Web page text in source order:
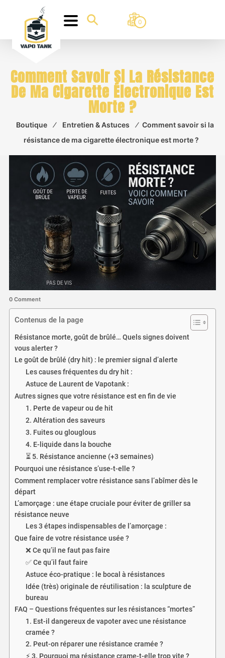
0
Comment Savoir Si La Résistance
De Ma Cigarette Électronique Est
Morte ?
Boutique ⁄ Entretien & Astuces ⁄ Comment savoir si la
résistance de ma cigarette électronique est morte ?
0 Comment
Contenus de la page
Résistance morte, goût de brûlé… Quels signes doivent
vous alerter ?
Le goût de brûlé (dry hit) : le premier signal d’alerte
Les causes fréquentes du dry hit :
Astuce de Laurent de Vapotank :
Autres signes que votre résistance est en fin de vie
1. Perte de vapeur ou de hit
2. Altération des saveurs
3. Fuites ou glouglous
4. E-liquide dans la bouche
⏳ 5. Résistance ancienne (+3 semaines)
Pourquoi une résistance s’use-t-elle ?
Comment remplacer votre résistance sans l’abîmer dès le
départ
L’amorçage : une étape cruciale pour éviter de griller sa
résistance neuve
Les 3 étapes indispensables de l’amorçage :
Que faire de votre résistance usée ?
❌ Ce qu’il ne faut pas faire
✅ Ce qu’il faut faire
Astuce éco-pratique : le bocal à résistances
Idée (très) originale de réutilisation : la sculpture de
bureau
FAQ – Questions fréquentes sur les résistances “mortes”
1. Est-il dangereux de vapoter avec une résistance
cramée ?
2. Peut-on réparer une résistance cramée ?
⚡ 3. Pourquoi ma résistance crame-t-elle trop vite ?